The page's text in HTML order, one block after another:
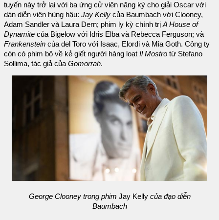
tuyến này trở lại với ba ứng cử viên nặng ký cho giải Oscar với
dàn diễn viên hùng hậu: Jay Kelly của Baumbach với Clooney,
Adam Sandler và Laura Dern; phim ly kỳ chính trị A House of
Dynamite của Bigelow với Idris Elba và Rebecca Ferguson; và
Frankenstein của del Toro với Isaac, Elordi và Mia Goth. Công ty
còn có phim bộ về kẻ giết người hàng loạt Il Mostro từ Stefano
Sollima, tác giả của Gomorrah.
George Clooney trong phim Jay Kellycủa đạo diễn
Baumbach